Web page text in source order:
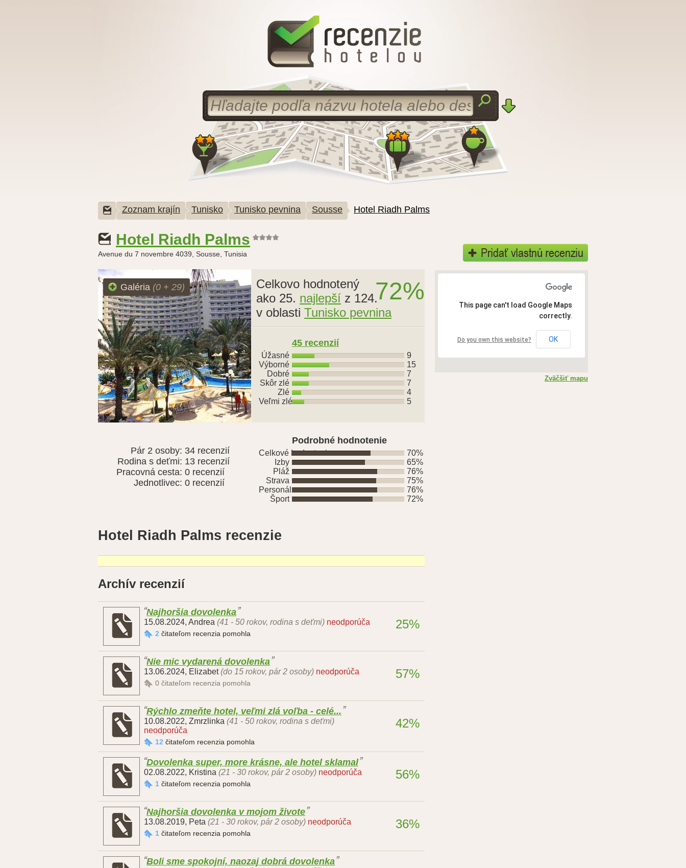
Zoznam krajín Tunisko Tunisko pevnina Sousse Hotel Riadh Palms
Hotel Riadh Palms
Avenue du 7 novembre 4039, Sousse, Tunisia
Galéria (0 + 29) 72%
Celkovo hodnotený
ako 25. najlepší z 124.
v oblasti Tunisko pevnina
45 recenzií
Úžasné
9
Výborné
15
Dobré
7
Skôr zlé
7
Zlé
4
Veľmi zlé
5
Pár 2 osoby: 34 recenzií
Rodina s deťmi: 13 recenzií
Pracovná cesta: 0 recenzií
Jednotlivec: 0 recenzií
Podrobné hodnotenie
Celkové hodnotenie
70%
Izby
65%
Pláž
76%
Strava
75%
Personál
76%
Šport
72%
Hotel Riadh Palms recenzie
Archív recenzií
Najhoršia dovolenka
15.08.2024, Andrea (41 - 50 rokov, rodina s deťmi) neodporúča
2 čitateľom recenzia pomohla
25%
Nie mic vydarená dovolenka
13.06.2024, Elizabet (do 15 rokov, pár 2 osoby) neodporúča
0 čitateľom recenzia pomohla
57%
Rýchlo zmeňte hotel, veľmi zlá voľba - celé...
10.08.2022, Zmrzlinka (41 - 50 rokov, rodina s deťmi)
neodporúča
12 čitateľom recenzia pomohla
42%
Dovolenka super, more krásne, ale hotel sklamal
02.08.2022, Kristina (21 - 30 rokov, pár 2 osoby) neodporúča
1 čitateľom recenzia pomohla
56%
Najhoršia dovolenka v mojom živote
13.08.2019, Peta (21 - 30 rokov, pár 2 osoby) neodporúča
1 čitateľom recenzia pomohla
36%
Boli sme spokojní, naozaj dobrá dovolenka
This page can't load Google Maps
correctly.
Do you own this website? OK
Zväčšiť mapu